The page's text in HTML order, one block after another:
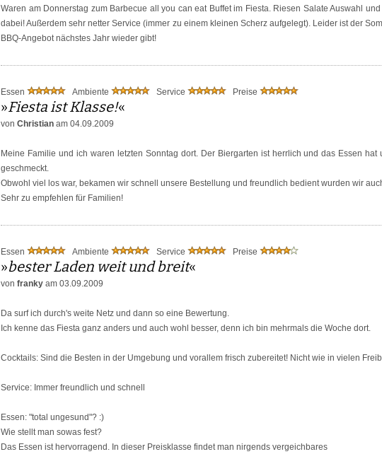
Waren am Donnerstag zum Barbecue all you can eat Buffet im Fiesta. Riesen Salate Auswahl
dabei! Außerdem sehr netter Service (immer zu einem kleinen Scherz aufgelegt). Leider ist der
BBQ-Angebot nächstes Jahr wieder gibt!
Essen Ambiente Service Preise
»Fiesta ist Klasse!«
von Christian am 04.09.2009
Meine Familie und ich waren letzten Sonntag dort. Der Biergarten ist herrlich und das Essen
geschmeckt.
Obwohl viel los war, bekamen wir schnell unsere Bestellung und freundlich bedient wurden wir
Sehr zu empfehlen für Familien!
Essen Ambiente Service Preise
»bester Laden weit und breit«
von franky am 03.09.2009
Da surf ich durch's weite Netz und dann so eine Bewertung.
Ich kenne das Fiesta ganz anders und auch wohl besser, denn ich bin mehrmals die Woche dort.
Cocktails: Sind die Besten in der Umgebung und vorallem frisch zubereitet! Nicht wie in vielen
Service: Immer freundlich und schnell
Essen: "total ungesund"? :)
Wie stellt man sowas fest?
Das Essen ist hervorragend. In dieser Preisklasse findet man nirgends vergeichbares